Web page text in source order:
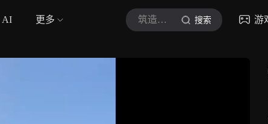
AI 更多 筑造现场 搜索 游